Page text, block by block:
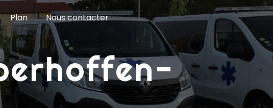
Plan Nous contacter